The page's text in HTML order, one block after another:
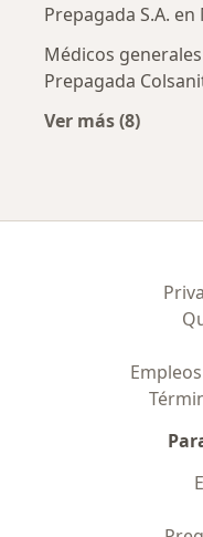
Prepagada S.A.
Médicos
Prepagada
Ver más (8)
Empleos